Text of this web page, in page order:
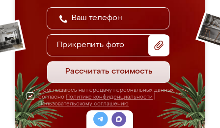
Прикрепить фото
Рассчитать стоимость
Я соглашаюсь на передачу персональных данных
согласно Политике конфиденциальности
Пользовательскому соглашению